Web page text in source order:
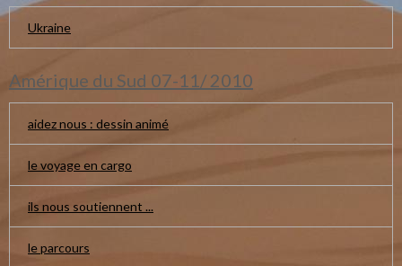
Ukraine
Amérique du Sud 07-11/ 2010
aidez nous : dessin animé
le voyage en cargo
ils nous soutiennent ...
le parcours